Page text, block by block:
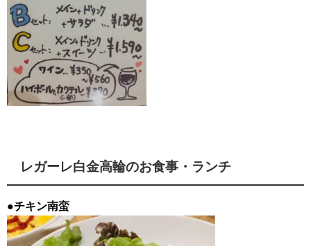
レガーレ白金高輪のお食事・ランチ
●チキン南蛮